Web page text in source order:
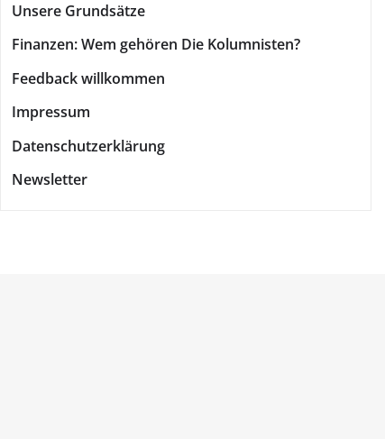
Unsere Grundsätze
Finanzen: Wem gehören Die Kolumnisten?
Feedback willkommen
Impressum
Datenschutzerklärung
Newsletter